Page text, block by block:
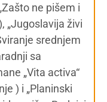
ne pišem i
„Jugoslavija živi
srednjem
sa
„Vita activa“
) i „Planinski